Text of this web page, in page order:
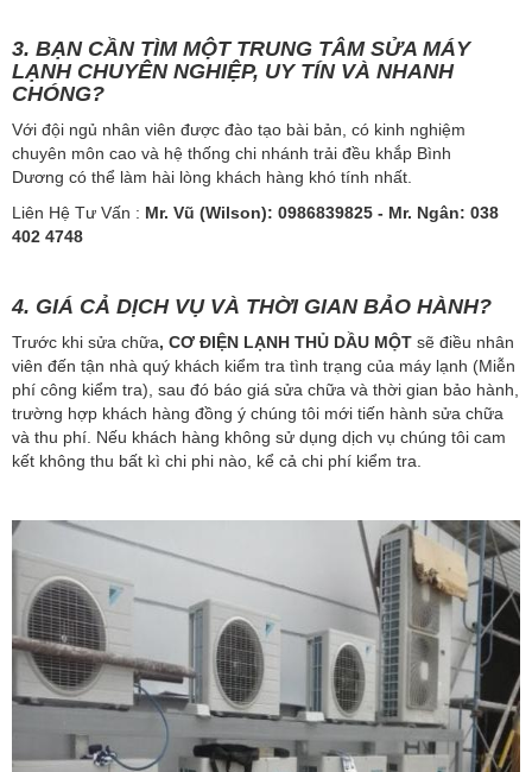
3. BẠN CẦN TÌM MỘT TRUNG TÂM SỬA MÁY
LẠNH CHUYÊN NGHIỆP, UY TÍN VÀ NHANH
CHÓNG?
Với đội ngủ nhân viên được đào tạo bài bản, có kinh nghiệm
chuyên môn cao và hệ thống chi nhánh trải đều khắp Bình
Dương có thể làm hài lòng khách hàng khó tính nhất.
Liên Hệ Tư Vấn : Mr. Vũ (Wilson): 0986839825​ - Mr. Ngân: 038
402 4748
4. GIÁ CẢ DỊCH VỤ VÀ THỜI GIAN BẢO HÀNH?
Trước khi sửa chữa, CƠ ĐIỆN LẠNH THỦ DẦU MỘT sẽ điều nhân
viên đến tận nhà quý khách kiểm tra tình trạng của máy lạnh (Miễn
phí công kiểm tra), sau đó báo giá sửa chữa và thời gian bảo hành,
trường hợp khách hàng đồng ý chúng tôi mới tiến hành sửa chữa
và thu phí. Nếu khách hàng không sử dụng dịch vụ chúng tôi cam
kết không thu bất kì chi phi nào, kể cả chi phí kiểm tra.